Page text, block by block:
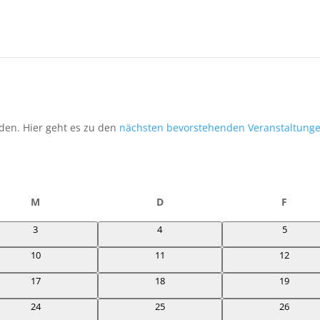
Hier geht es zu den nächsten bevorstehenden
M DDonnerstag F
0
3
0
4
0
5
010
011
012
017
018
019
0
24
0
25
0
26